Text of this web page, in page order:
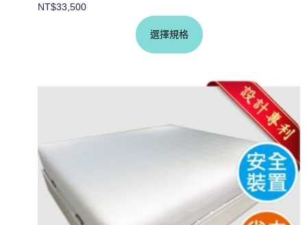
NT$33,500
選擇規格